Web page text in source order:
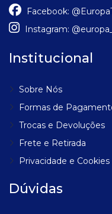
Facebook:
Instagram:
Institucional
Sobre Nós
Formas de
Trocas e Devoluções
Frete e Retirada
Privacidade e Cookies
Dúvidas